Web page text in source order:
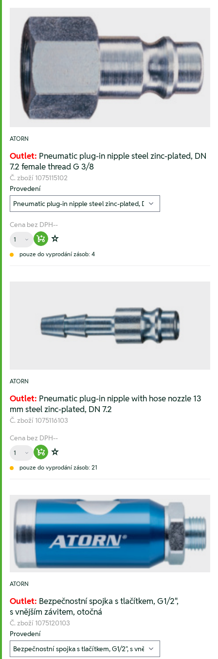
ATORN
Outlet: Pneumatic plug-in nipple steel zinc-plated, DN
7.2 female thread G 3/8
Č. zboží 1075115102
Provedení
Cena bez DPH--
Množství
Warenkorb hinzufügen
Zur Wunschliste hinzufügen
pouze do vyprodání zásob: 4
ATORN
Outlet: Pneumatic plug-in nipple with hose nozzle 13
mm steel zinc-plated, DN 7.2
Č. zboží 1075116103
Cena bez DPH--
Množství
Warenkorb hinzufügen
Zur Wunschliste hinzufügen
pouze do vyprodání zásob: 21
ATORN
Outlet: Bezpečnostní spojka s tlačítkem, G1/2",
s vnějším závitem, otočná
Č. zboží 1075120103
Provedení